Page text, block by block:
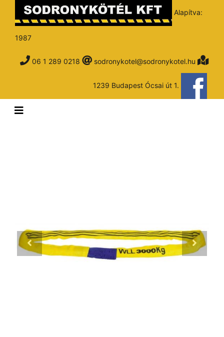
Alapítva:
1987
06 1 289 0218 sodronykotel@sodronykotel.hu
1239 Budapest Ócsai út 1.